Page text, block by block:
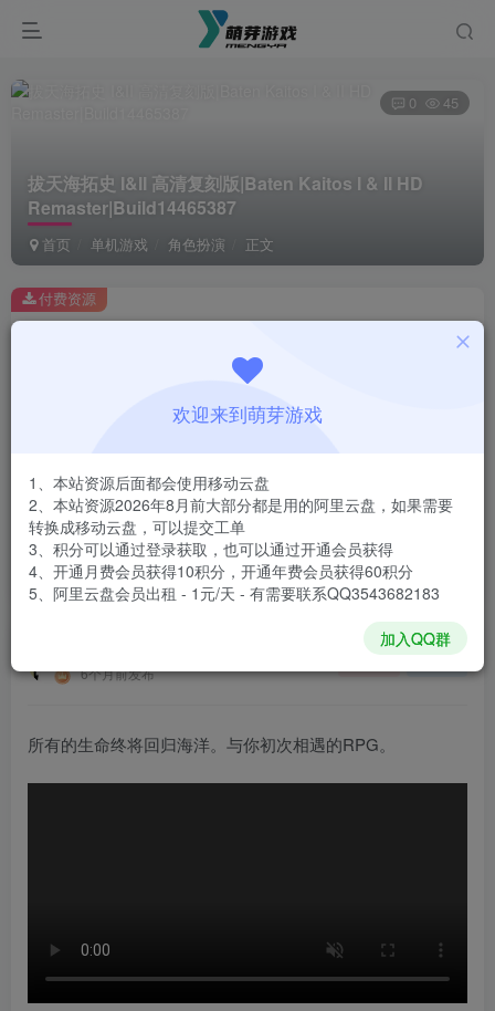
拔天海拓史 I&II 高清复刻版|Baten Kaitos I & II HD
Remaster|Build14465387
首页 单机游戏 角色扮演 正文
0 45
此内容为付费资源，请付费后查看
￥1
免费
登录购买
安装包大小
游戏本体大小
13.5 GB
付费资源
6个月前发布
所有的生命终将回归海洋。与你初次相遇的RPG。
欢迎来到萌芽游戏
1、本站资源后面都会使用移动云盘
2、本站资源2026年8月前大部分都是用的阿里云盘，如果需要
转换成移动云盘，可以提交工单
3、积分可以通过登录获取，也可以通过开通会员获得
4、开通月费会员获得10积分，开通年费会员获得60积分
5、阿里云盘会员出租 - 1元/天 - 有需要联系QQ3543682183
加入QQ群